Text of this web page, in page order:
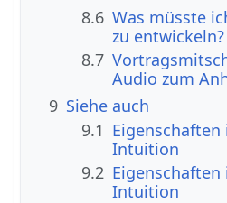
8.6 Was müsste
zu entwickeln?
8.7
Audio zum
9 Siehe auch
9.1
Intuition
9.2
Intuition